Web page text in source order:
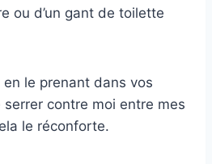
ou d’un gant de toilette
le prenant dans vos
serrer contre moi entre mes
le réconforte.